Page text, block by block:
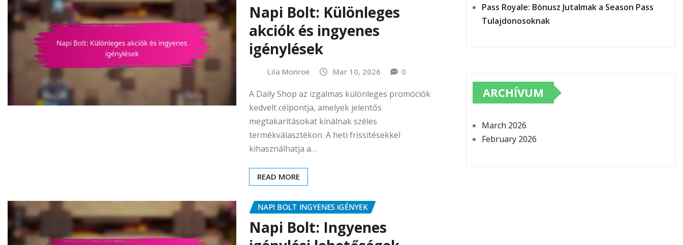
Napi Bolt: Különleges
akciók és ingyenes
igénylések
Lila Monroe Mar 10, 2026 0
A Daily Shop az izgalmas különleges promóciók
kedvelt célpontja, amelyek jelentős
megtakarításokat kínálnak széles
termékválasztékon. A heti frissítésekkel
kihasználhatja a…
READ MORE
NAPI BOLT INGYENES IGÉNYEK
Napi Bolt: Ingyenes
Pass Royale: Bónusz Jutalmak a Season Pass
Tulajdonosoknak
ARCHÍVUM
March 2026
February 2026